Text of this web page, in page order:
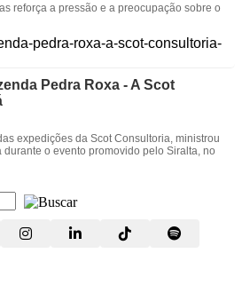
reforça a pressão e a preocupação sobre o
Pedra Roxa - A Scot
expedições da Scot Consultoria, ministrou
o evento promovido pelo Siralta, no